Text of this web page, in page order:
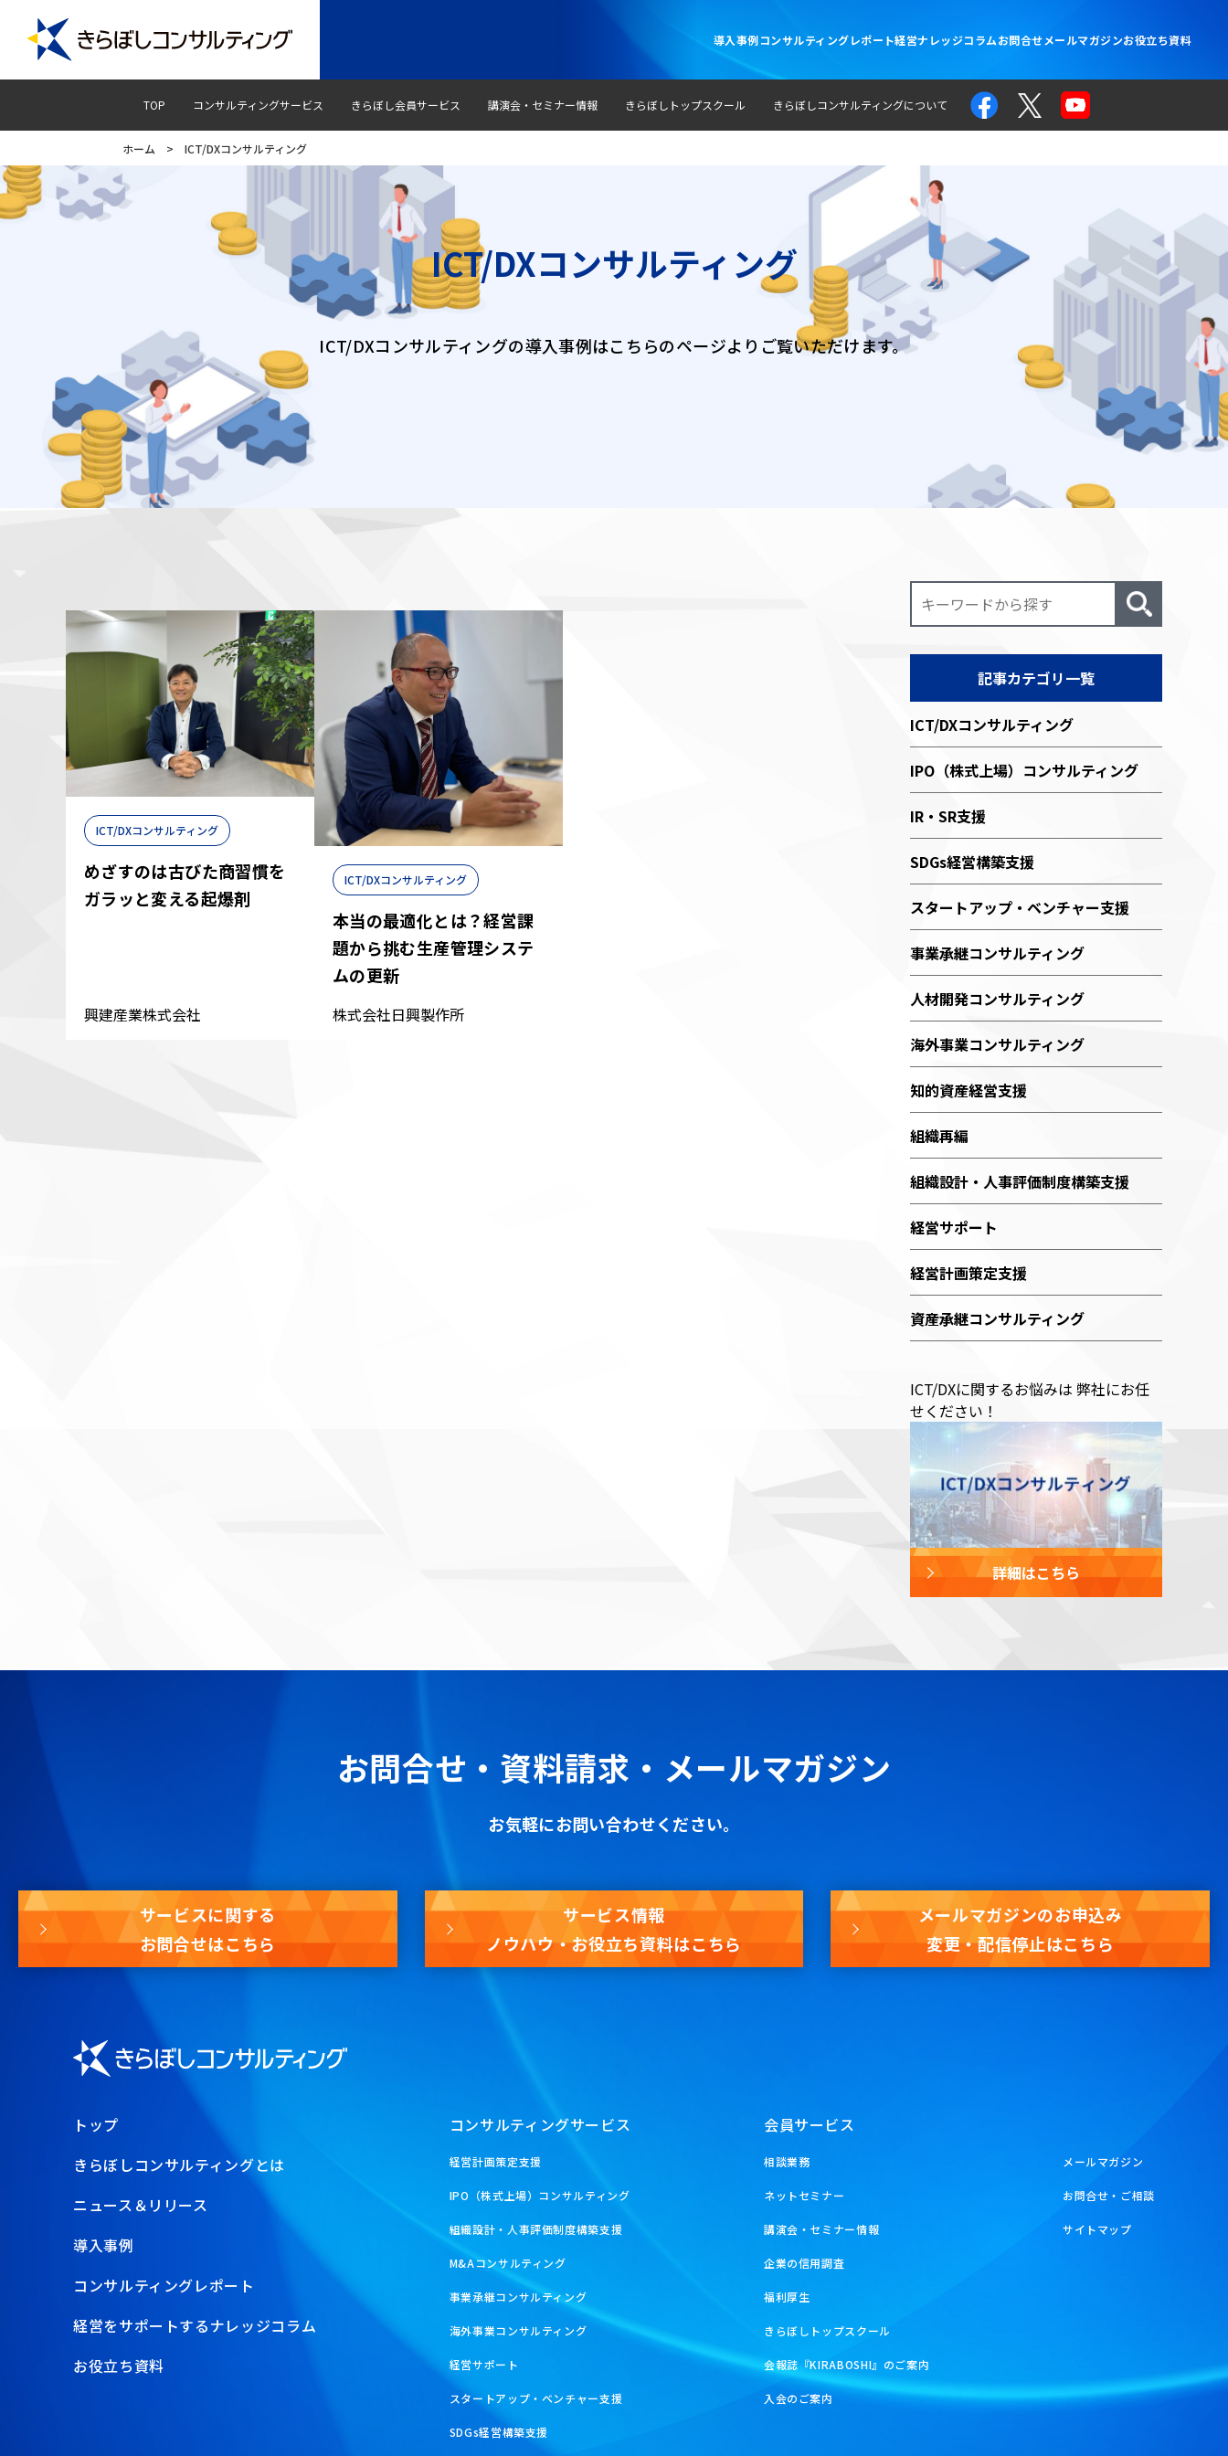
導入事例コンサルティングレポート経営ナレッジコラムお問合せメールマガジンお役立ち資料
TOP コンサルティングサービス きらぼし会員サービス 講演会・セミナー情報 きらぼしトップスクール きらぼしコンサルティングについて
ホーム >ICT/DXコンサルティング
ICT/DXコンサルティング
ICT/DXコンサルティングの導入事例はこちらのページよりご覧いただけます。
ICT/DXコンサルティング
めざすのは古びた商習慣を
ガラッと変える起爆剤
興建産業株式会社
ICT/DXコンサルティング
本当の最適化とは？経営課
題から挑む生産管理システ
ムの更新
株式会社日興製作所
記事カテゴリ一覧
ICT/DXコンサルティング
IPO（株式上場）コンサルティング
IR・SR支援
SDGs経営構築支援
スタートアップ・ベンチャー支援
事業承継コンサルティング
人材開発コンサルティング
海外事業コンサルティング
知的資産経営支援
組織再編
組織設計・人事評価制度構築支援
経営サポート
経営計画策定支援
資産承継コンサルティング
ICT/DXに関するお悩みは 弊社にお任
せください！
詳細はこちら
お問合せ・資料請求・ メールマガジン
お気軽にお問い合わせください。
サービスに関する
お問合せはこちら
サービス情報
ノウハウ・お役立ち資料はこちら
メールマガジンのお申込み
変更・配信停止はこちら
トップ
きらぼしコンサルティングとは
ニュース＆リリース
導入事例
コンサルティングレポート
経営をサポートするナレッジコラム
お役立ち資料
コンサルティングサービス
経営計画策定支援
IPO（株式上場）コンサルティング
組織設計・人事評価制度構築支援
M&Aコンサルティング
事業承継コンサルティング
海外事業コンサルティング
経営サポート
スタートアップ・ベンチャー支援
SDGs経営構築支援
会員サービス
相談業務
ネットセミナー
講演会・セミナー情報
企業の信用調査
福利厚生
きらぼしトップスクール
会報誌『KIRABOSHI』のご案内
入会のご案内
メールマガジン
お問合せ・ご相談
サイトマップ